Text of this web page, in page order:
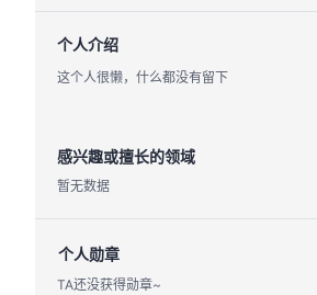
个人介绍
这个人很懒，什么都没有留下
感兴趣或擅长的领域
暂无数据
个人勋章
TA还没获得勋章~